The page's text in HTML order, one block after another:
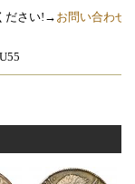
ださい!→ お問い合わせ